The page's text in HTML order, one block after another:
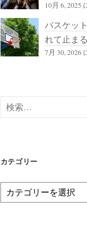
10月 6, 2025
バスケッ
れて止ま
7月 30, 2026
検
索:
カテゴリー
カ
テ